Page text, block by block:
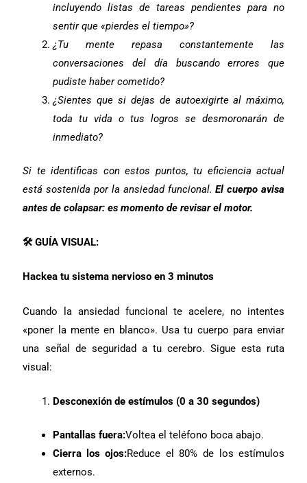
incluyendo listas de tareas pendientes para no
sentir que «pierdes el tiempo»?
¿Tu mente repasa constantemente las
conversaciones del día buscando errores que
pudiste haber cometido?
¿Sientes que si dejas de autoexigirte al máximo,
toda tu vida o tus logros se desmoronarán de
inmediato?
Si te identificas con estos puntos, tu eficiencia actual
está sostenida por la ansiedad funcional.El cuerpo avisa
antes de colapsar: es momento de revisar el motor.
🛠️GUÍA VISUAL:
Hackea tu sistema nervioso en 3 minutos
Cuando la ansiedad funcional te acelere, no intentes
«poner la mente en blanco». Usa tu cuerpo para enviar
una señal de seguridad a tu cerebro. Sigue esta ruta
visual:
Desconexión de estímulos (0 a 30 segundos)
Pantallas fuera:Voltea el teléfono boca abajo.
Cierra los ojos:Reduce el 80% de los estímulos
externos.